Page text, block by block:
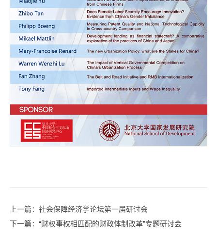
上一篇：社会保障经济学论坛第一届研讨会
下一篇：“财权事权相匹配的财政体制改革”专题研讨会